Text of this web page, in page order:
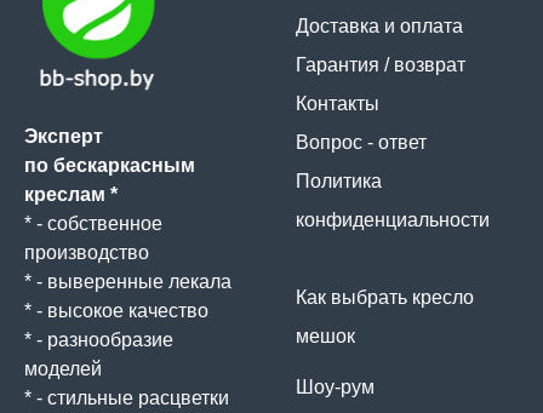
Эксперт
по бескаркасным
креслам *
* - собственное
производство
* - выверенные лекала
* - высокое качество
* - разнообразие
моделей
* - стильные расцветки
Доставка и оплата
Гарантия / возврат
Контакты
Вопрос - ответ
Политика
конфиденциальности
Как выбрать кресло
мешок
Шоу-рум